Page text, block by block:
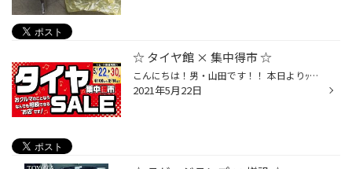
☆ タイヤ館 × 集中得市 ☆
こんにちは！男・山田です！！ 本日よりｯ！！ 【 タイヤSALE！集中得市!! 】を開催させて頂きます☆(^^)v [ セール期間 ] 2021年5月22日(土)～30日(日) お買い得タイヤ４本セットや☆ ホイール・足回り・マフラーなど☆☆ 今回はセール対象商品がとても多いので タイヤはもちろん！ " カスタム " をご検...
2021年5月22日